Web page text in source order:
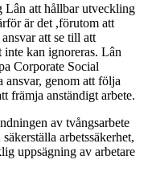
Lân att hållbar utveckling
är det ,förutom att
att se till att
kan ignoreras. Lân
Corporate Social
genom att följa
främja anständigt arbete.
av tvångsarbete
arbetssäkerhet,
uppsägning av arbetare